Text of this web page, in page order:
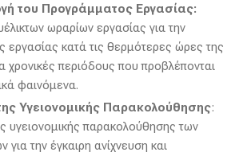
του Προγράμματος Εργασίας:
ωραρίων εργασίας για την
εργασίας κατά τις θερμότερες ώρες της
χρονικές περιόδους που προβλέπονται
φαινόμενα.
Υγειονομικής Παρακολούθησης:
υγειονομικής παρακολούθησης των
για την έγκαιρη ανίχνευση και